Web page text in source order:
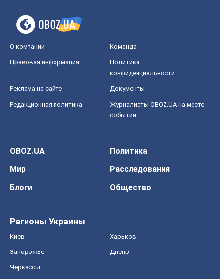
О компании Команда
Правовая информация
Политика
конфиденциальности
Реклама на сайте Документы
Редакционная политика
Журналисты OBOZ.UA на месте
событий
OBOZ.UA
Политика
Мир
Расследования
Блоги
Общество
Регионы Украины
Киев Харьков
Запорожье Днепр
Черкассы